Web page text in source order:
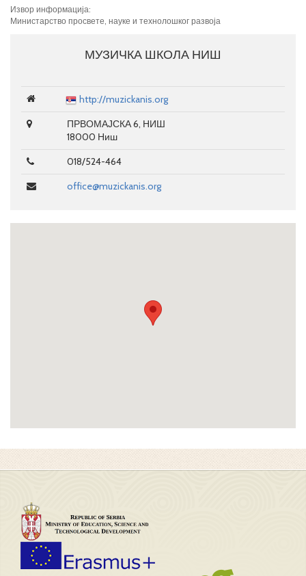
Извор информација:
Министарство просвете, науке и технолошког развоја
МУЗИЧКА ШКОЛА НИШ
http://muzickanis.org
ПРВОМАЈСКА 6, НИШ
18000 Ниш
018/524-464
office@muzickanis.org